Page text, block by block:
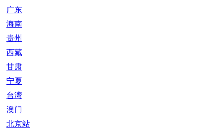
广东
海南
贵州
西藏
甘肃
宁夏
台湾
澳门
北京站